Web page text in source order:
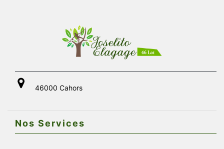
46000 Cahors
Nos Services